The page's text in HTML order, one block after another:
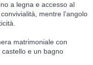
a legna e accesso al
mentre l’angolo
matrimoniale con
e un bagno